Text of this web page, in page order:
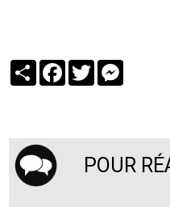
PartagerFacebook
Twitter
POUR